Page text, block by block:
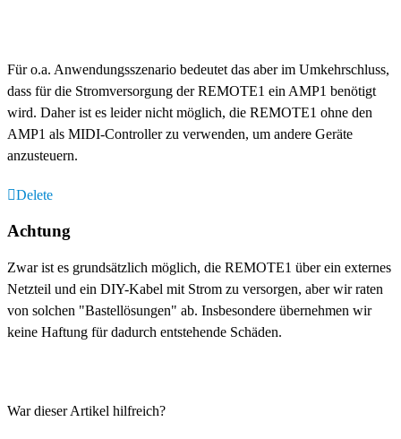
Für o.a. Anwendungsszenario bedeutet das aber im Umkehrschluss,
dass für die Stromversorgung der REMOTE1 ein AMP1 benötigt
wird. Daher ist es leider nicht möglich, die REMOTE1 ohne den
AMP1 als MIDI-Controller zu verwenden, um andere Geräte
anzusteuern.
Delete
Achtung
Zwar ist es grundsätzlich möglich, die REMOTE1 über ein externes
Netzteil und ein DIY-Kabel mit Strom zu versorgen, aber wir raten
von solchen "Bastellösungen" ab. Insbesondere übernehmen wir
keine Haftung für dadurch entstehende Schäden.
War dieser Artikel hilfreich?